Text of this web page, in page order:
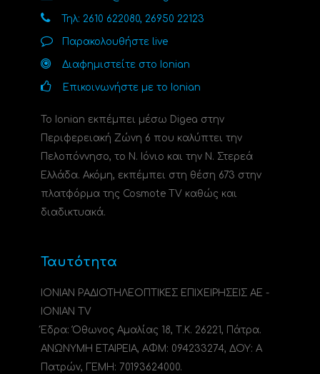
Τηλ: 2610 622080, 26950 22123
Παρακολουθήστε live
Διαφημιστείτε στο Ionian
Επικοινωνήστε με το Ionian
Το Ionian εκπέμπει μέσω Digea στην
Περιφερειακή Ζώνη 6 που καλύπτει την
Πελοπόννησο, το N. Ιόνιο και την Ν. Στερεά
Ελλάδα. Ακόμη, εκπέμπει στη θέση 673 στην
πλατφόρμα της Cosmote TV καθώς και
διαδικτυακά.
Ταυτότητα
ΙΟΝΙΑΝ ΡΑΔΙΟΤΗΛΕΟΠΤΙΚΕΣ ΕΠΙΧΕΙΡΗΣΕΙΣ ΑΕ -
IONIAN TV
Έδρα: Όθωνος Αμαλίας 18, Τ.Κ. 26221, Πάτρα.
ΑΝΩΝΥΜΗ ΕΤΑΙΡΕΙΑ, ΑΦΜ: 094233274, ΔΟΥ: A
Πατρών, ΓΕΜΗ: 70193624000.